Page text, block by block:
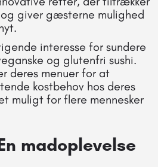
giver gæsterne mulighed
interesse for sundere
og glutenfri sushi.
deres menuer for at
kostbehov hos deres
muligt for flere mennesker
madoplevelse